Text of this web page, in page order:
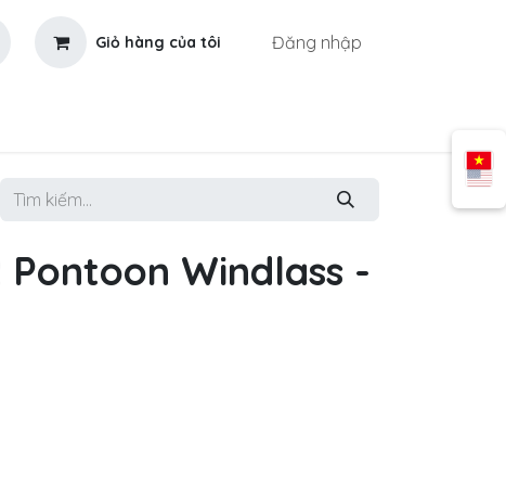
Giỏ hàng của tôi Đăng nhập
Pontoon Windlass -